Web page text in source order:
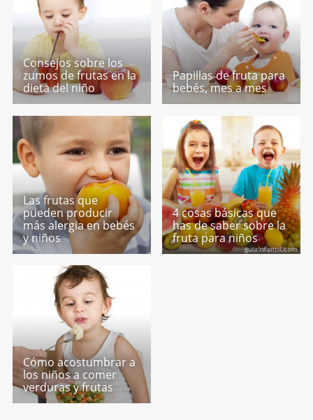
Consejos sobre los
zumos de frutas en la
dieta del niño
Papillas de fruta para
bebés, mes a mes
Las frutas que
pueden producir
más alergia en bebés
y niños
4 cosas básicas que
has de saber sobre la
fruta para niños
Cómo acostumbrar a
los niños a comer
verduras y frutas